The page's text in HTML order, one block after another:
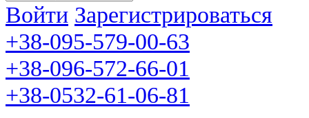
Войти Зарегистрироваться
+38-095-579-00-63
+38-096-572-66-01
+38-0532-61-06-81